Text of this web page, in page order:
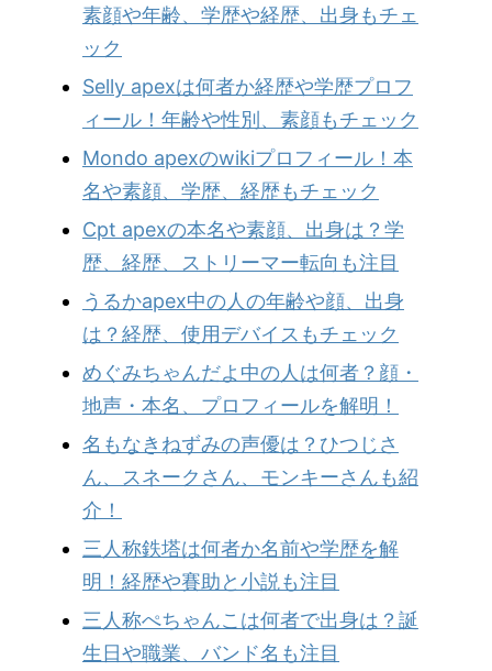
素顔や年齢、学歴や経歴、出身もチェ
ック
Selly apexは何者か経歴や学歴プロフ
ィール！年齢や性別、素顔もチェック
Mondo apexのwikiプロフィール！本
名や素顔、学歴、経歴もチェック
Cpt apexの本名や素顔、出身は？学
歴、経歴、ストリーマー転向も注目
うるかapex中の人の年齢や顔、出身
は？経歴、使用デバイスもチェック
めぐみちゃんだよ中の人は何者？顔・
地声・本名、プロフィールを解明！
名もなきねずみの声優は？ひつじさ
ん、スネークさん、モンキーさんも紹
介！
三人称鉄塔は何者か名前や学歴を解
明！経歴や賽助と小説も注目
三人称ぺちゃんこは何者で出身は？誕
生日や職業、バンド名も注目